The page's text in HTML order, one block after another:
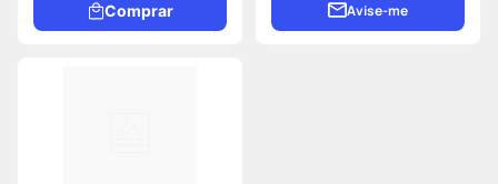
Comprar Avise-me